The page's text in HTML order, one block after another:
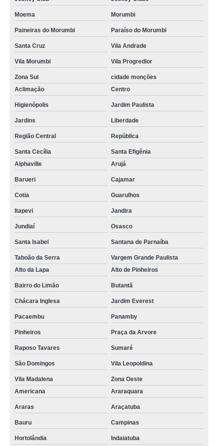
Moema Morumbi
Paineiras do Morumbi Paraíso do Morumbi
Santa Cruz Vila Andrade
Vila Morumbi Vila Progredior
Zona Sul
cidade monções
Aclimação
Centro
Higienópolis Jardim Paulista
Jardins Liberdade
Região Central República
Santa Cecília
Santa Efigênia
Alphaville
Arujá
Barueri Cajamar
Cotia Guarulhos
Itapevi Jandira
Jundiaí Osasco
Santa Isabel Santana de Parnaíba
Taboão da Serra
Vargem Grande Paulista
Alto da Lapa
Alto de Pinheiros
Bairro do Limão Butantã
Chácara Inglesa Jardim Everest
Pacaembu Panamby
Pinheiros Praça da Arvore
Raposo Tavares Sumaré
São Domingos Vila Leopoldina
Vila Madalena
Zona Oeste
Americana
Araraquara
Araras Araçatuba
Bauru Campinas
Hortolândia Indaiatuba